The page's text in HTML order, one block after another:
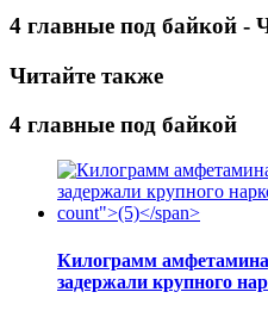
4 главные под байкой -
Читайте также
4 главные под байкой
Килограмм
задержали крупного